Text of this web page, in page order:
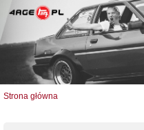
Strona główna